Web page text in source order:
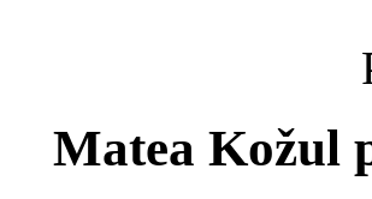
Matea Kožul